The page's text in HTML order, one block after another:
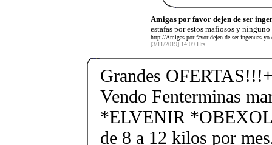
Amigas por favor dejen de ser
estafas por estos mafiosos y ninguno
http://Amigas por favor dejen de ser ingenuas yo
[3/11/2019] 14:09 Hrs.
Grandes
Vendo Fenterminas
*ELVENIR
de 8 a 12 kilos por